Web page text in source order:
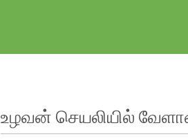
உழவன் செயலியில்